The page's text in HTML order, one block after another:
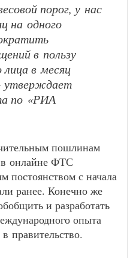
порог, у нас
на одного
в пользу
лица в месяц
утверждает
по «РИА
пошлинам
онлайне ФТС
постоянством с начала
ранее. Конечно же
и разработать
опыта
правительство.